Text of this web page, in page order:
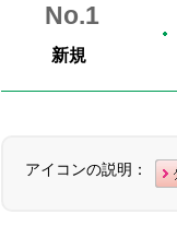
No.1
新規
アイコンの説明：